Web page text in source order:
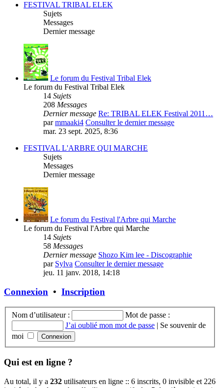
FESTIVAL TRIBAL ELEK
Sujets
Messages
Dernier message
Le forum du Festival Tribal Elek
Le forum du Festival Tribal Elek
14 Sujets
208 Messages
Dernier message Re: TRIBAL ELEK Festival 2011…
parmmaaki4 Consulter le dernier message
mar. 23 sept. 2025, 8:36
FESTIVAL L'ARBRE QUI MARCHE
Sujets
Messages
Dernier message
Le forum du Festival l'Arbre qui Marche
Le forum du Festival l'Arbre qui Marche
14 Sujets
58 Messages
Dernier message Shozo Kim lee - Discographie
par Sylva Consulter le dernier message
jeu. 11 janv. 2018, 14:18
Connexion • Inscription
Nom d’utilisateur :
Mot de passe :
J’ai oublié mon mot de passe | Se souvenir de
moi
Qui est en ligne ?
Au total, il y a 232 utilisateurs en ligne :: 6 inscrits, 0 invisible et 226